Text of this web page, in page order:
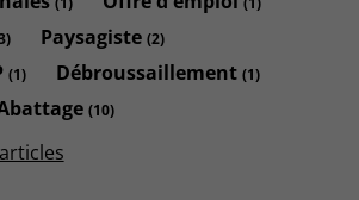
Paysagiste(2)
(1) Débroussaillement(1)
(10)